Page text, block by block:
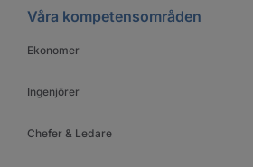
Våra kompetensområden
Ekonomer
Ingenjörer
Chefer & Ledare